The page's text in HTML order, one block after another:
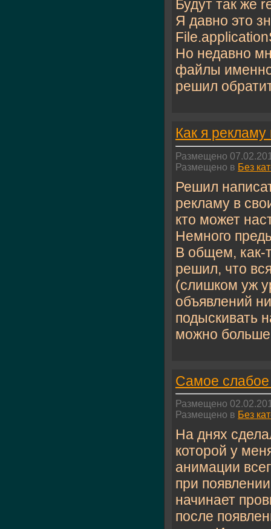
Будут так же
Я давно это
Но недавно
файлы
решил
Как я рекламу
Размещено
Размещено в Без
Решил
рекламу в
кто может
Немного
В общем, как-
решил, что
(слишком уж
объявлений
подыскивать
можно больше
Самое слабое
Размещено
Размещено в Без
На днях
которой у
анимации
при
начинает
после